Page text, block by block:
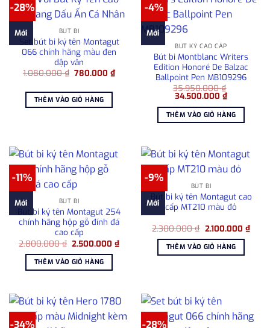
-28%
Mới BÚT BI
Set bút bi ký tên Montagut
066 chính hãng màu đen
dập vân
1.080.000₫ Giá
1.080.000 ₫.
780.000₫Giá
hiện
THÊM VÀO GIỎ HÀNG
-4%
Mới
BÚT KÝ CAO CẤP
Bút bi Montblanc Writers
Edition Honoré De Balzac
Ballpoint Pen MB109296
35.950.000₫
Giá
là:
35.950.000 ₫.
34.500.000 ₫Giá
hiện
tại
là:
THÊM VÀO GIỎ HÀNG
-11%
Mới BÚT BI
Bút bi ký tên Montagut 254
chính hãng hộp gỗ đính đá
cao cấp
2.800.000₫ Giá
là:
2.800.000 ₫.
2.500.000₫Giá
hiện
THÊM VÀO GIỎ HÀNG
-9%
Mới
BÚT BI
Bút bi ký tên Montagut cao
cấp MT210 màu đỏ
2.300.000₫ Giá
là:
2.300.000 ₫.
2.100.000 ₫Giá
hiện
THÊM VÀO GIỎ HÀNG
-34% -28%